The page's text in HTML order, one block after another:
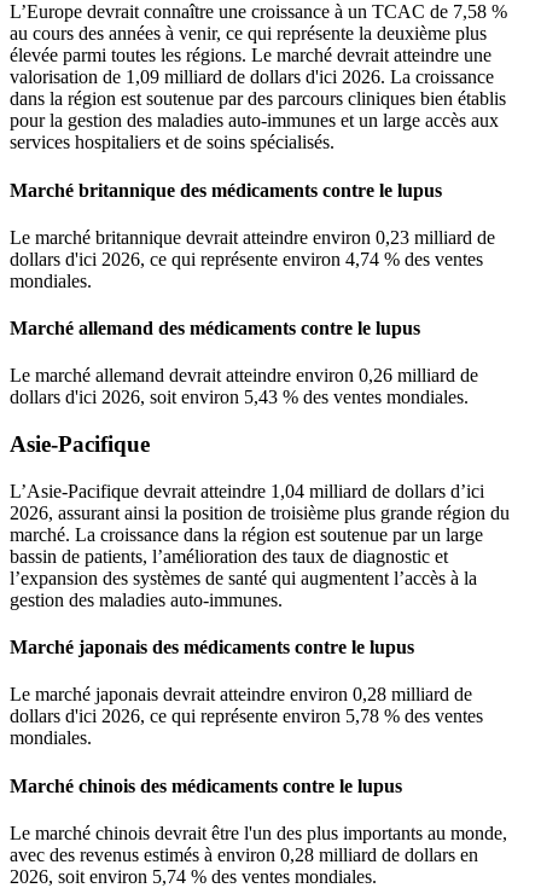
L’Europe devrait connaître une croissance à un TCAC de 7,58 %
au cours des années à venir, ce qui représente la deuxième plus
élevée parmi toutes les régions. Le marché devrait atteindre une
valorisation de 1,09 milliard de dollars d'ici 2026. La croissance
dans la région est soutenue par des parcours cliniques bien établis
pour la gestion des maladies auto-immunes et un large accès aux
services hospitaliers et de soins spécialisés.
Marché britannique des médicaments contre le lupus
Le marché britannique devrait atteindre environ 0,23 milliard de
dollars d'ici 2026, ce qui représente environ 4,74 % des ventes
mondiales.
Marché allemand des médicaments contre le lupus
Le marché allemand devrait atteindre environ 0,26 milliard de
dollars d'ici 2026, soit environ 5,43 % des ventes mondiales.
Asie-Pacifique
L’Asie-Pacifique devrait atteindre 1,04 milliard de dollars d’ici
2026, assurant ainsi la position de troisième plus grande région du
marché. La croissance dans la région est soutenue par un large
bassin de patients, l’amélioration des taux de diagnostic et
l’expansion des systèmes de santé qui augmentent l’accès à la
gestion des maladies auto-immunes.
Marché japonais des médicaments contre le lupus
Le marché japonais devrait atteindre environ 0,28 milliard de
dollars d'ici 2026, ce qui représente environ 5,78 % des ventes
mondiales.
Marché chinois des médicaments contre le lupus
Le marché chinois devrait être l'un des plus importants au monde,
avec des revenus estimés à environ 0,28 milliard de dollars en
2026, soit environ 5,74 % des ventes mondiales.